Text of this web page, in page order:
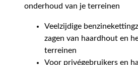
onderhoud van je terreinen
Veelzijdige
zagen van haardhout en
terreinen
Voor privégebruikers en